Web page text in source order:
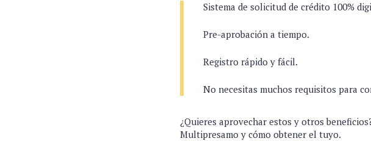
Sistema de solicitud de crédito 100%
Pre-aprobación a tiempo.
Registro rápido y fácil.
No necesitas muchos requisitos para
¿Quieres aprovechar estos y otros
Multipresamo y cómo obtener el tuyo.